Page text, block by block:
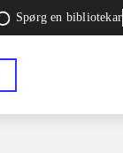
Spørg en bibliotekar